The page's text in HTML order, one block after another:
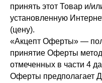
принять этот Товар и/
установленную
(цену).
«Акцепт Оферты» —
принятие Оферты
отмеченных в части 4
Оферты предполагает